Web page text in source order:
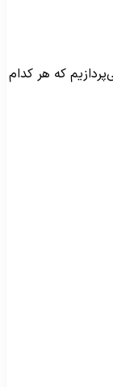
می‌پردازیم که هر کدام